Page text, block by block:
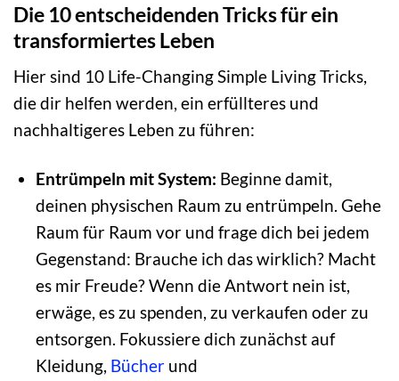
Die 10 entscheidenden Tricks für ein
transformiertes Leben
Hier sind 10 Life-Changing Simple Living Tricks,
die dir helfen werden, ein erfüllteres und
nachhaltigeres Leben zu führen:
Entrümpeln mit System: Beginne damit,
deinen physischen Raum zu entrümpeln. Gehe
Raum für Raum vor und frage dich bei jedem
Gegenstand: Brauche ich das wirklich? Macht
es mir Freude? Wenn die Antwort nein ist,
erwäge, es zu spenden, zu verkaufen oder zu
entsorgen. Fokussiere dich zunächst auf
Kleidung, Bücherund